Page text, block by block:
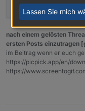
"transparent"
nach einem gelösten
ersten Posts einzutragen
im Beitrag wenn er euch
https://picpick.app/en/
https://
Lassen Sie mich